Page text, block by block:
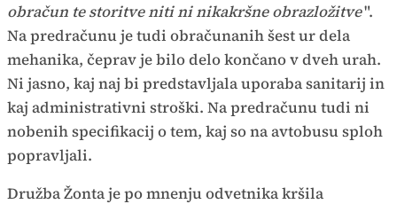
obračun te storitve niti ni nikakršne obrazložitve".
Na predračunu je tudi obračunanih šest ur dela
mehanika, čeprav je bilo delo končano v dveh urah.
Ni jasno, kaj naj bi predstavljala uporaba sanitarij in
kaj administrativni stroški. Na predračunu tudi ni
nobenih specifikacij o tem, kaj so na avtobusu sploh
popravljali.
Družba Žonta je po mnenju odvetnika kršila